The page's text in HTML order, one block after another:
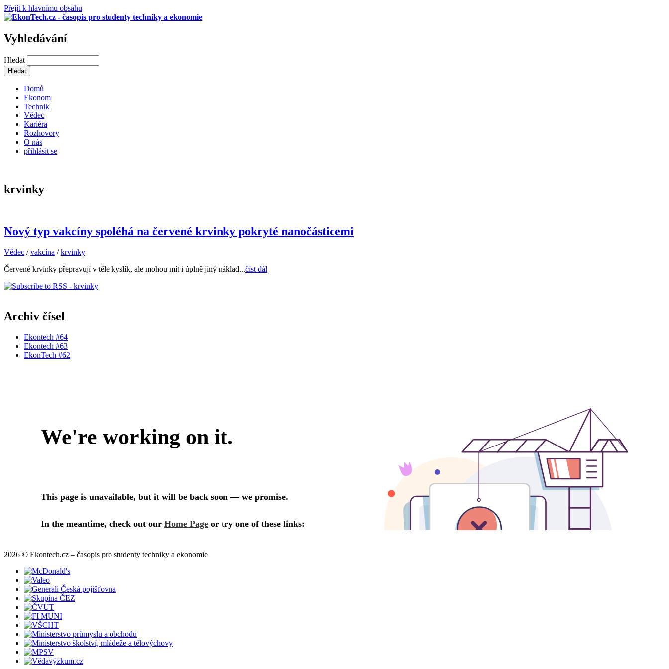
Přejít k hlavnímu obsahu
Vyhledávání
Hledat
Domů
Ekonom
Technik
Vědec
Kariéra
Rozhovory
O nás
přihlásit se
krvinky
Nový typ vakcíny spoléhá na červené krvinky pokryté nanočásticemi
Vědec /vakcína /krvinky
Červené krvinky přepravují v těle kyslík, ale mohou mít i úplně jiný náklad...číst dál
Archiv čísel
Ekontech #64
Ekontech #63
EkonTech #62
2026 © Ekontech.cz – časopis pro studenty techniky a ekonomie